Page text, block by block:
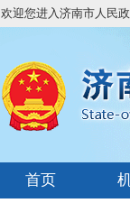
欢迎您进入济南市人民
首页